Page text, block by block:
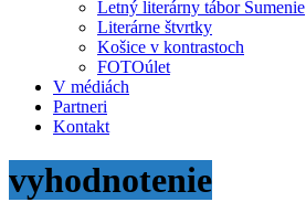
Letný literárny tábor Šumenie
Literárne štvrtky
Košice v kontrastoch
FOTOúlet
V médiách
Partneri
Kontakt
vyhodnotenie